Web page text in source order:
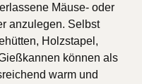
Mäuse- oder
anzulegen. Selbst
Holzstapel,
können als
warm und